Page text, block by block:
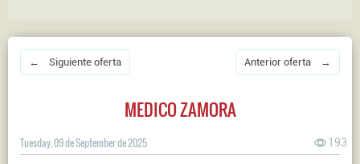
← Siguiente oferta Anterior oferta →
MEDICO ZAMORA
Tuesday, 09 de September de 2025 193